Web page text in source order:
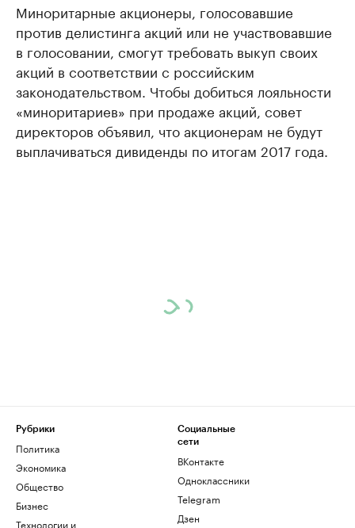
Миноритарные акционеры, голосовавшие
против делистинга акций или не участвовавшие
в голосовании, смогут требовать выкуп своих
акций в соответствии с российским
законодательством. Чтобы добиться лояльности
«миноритариев» при продаже акций, совет
директоров объявил, что акционерам не будут
выплачиваться дивиденды по итогам 2017 года.
Рубрики
Политика
Экономика
Общество
Бизнес
Технологии и
Социальные
сети
ВКонтакте
Одноклассники
Telegram
Дзен